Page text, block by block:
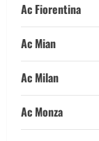
Ac Fiorentina
Ac Mian
Ac Milan
Ac Monza